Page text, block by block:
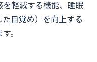
軽減する機能、睡眠
目覚め）を向上する
。